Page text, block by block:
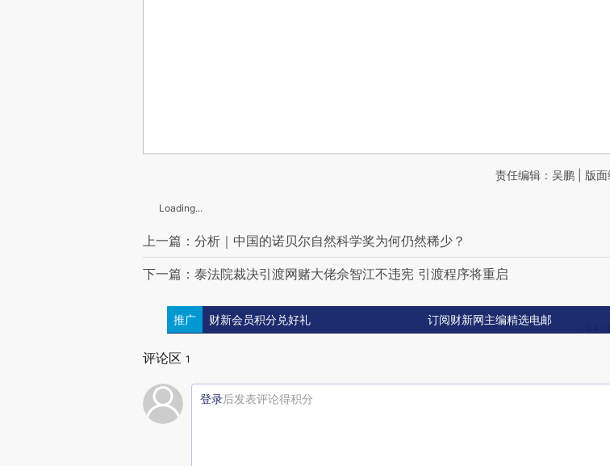
责任编辑：吴鹏 | 版
Loading...
上一篇：分析｜中国的诺贝尔自然科学奖为何仍然稀少？
下一篇：泰法院裁决引渡网赌大佬佘智江不违宪 引渡程序将重启
推广 财新会员积分兑好礼 订阅财新网主编精选电邮
评论区 1
登录后发表评论得积分